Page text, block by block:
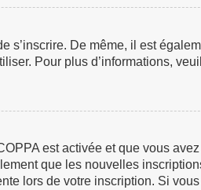
s’inscrire. De même, il est
Pour plus d’informations,
est activée et que vous
que les nouvelles
lors de votre inscription. Si